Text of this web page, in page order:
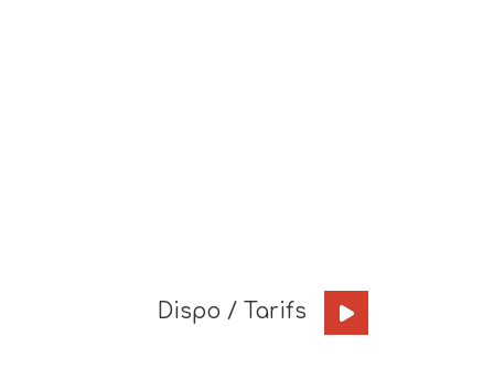
Dispo / Tarifs